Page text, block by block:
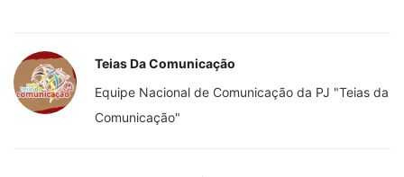
Teias Da Comunicação
Equipe Nacional de Comunicação da PJ "Teias da
Comunicação"